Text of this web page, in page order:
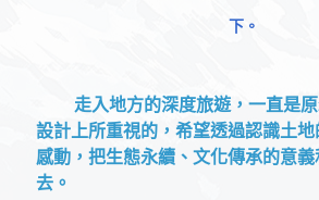
下。
走入地方的深度旅遊，一直是
設計上所重視的，希望透過認識土
感動，把生態永續、文化傳承的意
去。